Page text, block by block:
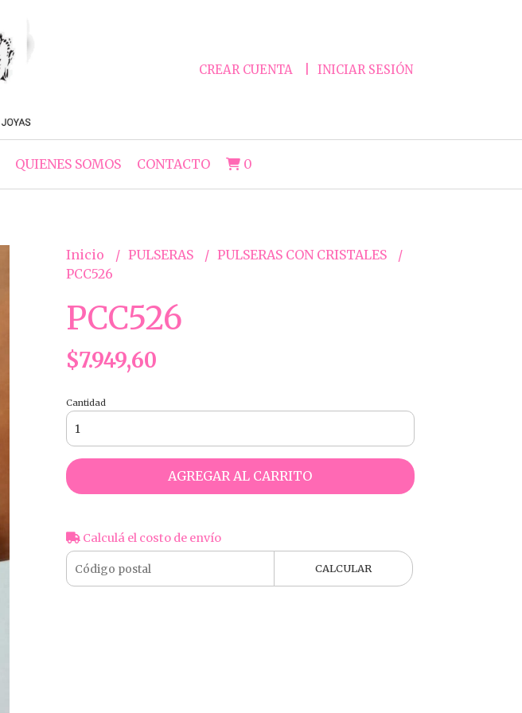
CREAR CUENTA INICIAR SESIÓN
QUIENES SOMOS CONTACTO 0
Inicio PULSERAS
PULSERAS CON CRISTALES
PCC526
PCC526
$7.949,60
Cantidad
AGREGAR AL CARRITO
Calculá el costo de envío
CALCULAR